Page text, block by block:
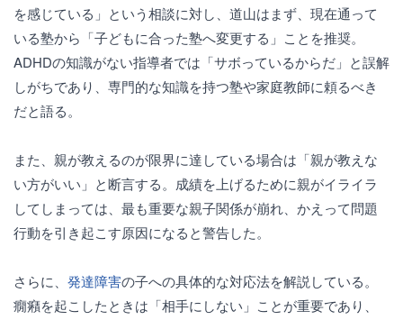
を感じている」という相談に対し、道山はまず、現在通って
いる塾から「子どもに合った塾へ変更する」ことを推奨。
ADHDの知識がない指導者では「サボっているからだ」と誤解
しがちであり、専門的な知識を持つ塾や家庭教師に頼るべき
だと語る。
また、親が教えるのが限界に達している場合は「親が教えな
い方がいい」と断言する。成績を上げるために親がイライラ
してしまっては、最も重要な親子関係が崩れ、かえって問題
行動を引き起こす原因になると警告した。
さらに、 発達障害の子への具体的な対応法を解説している。
癇癪を起こしたときは「相手にしない」ことが重要であり、